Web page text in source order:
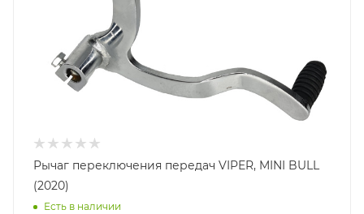
Рычаг переключения передач VIPER, MINI BULL
(2020)
Есть в наличии